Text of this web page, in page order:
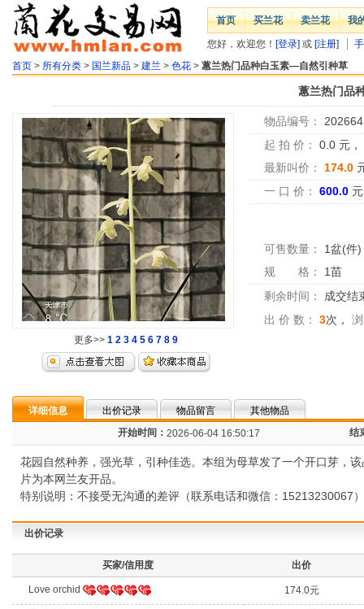
首页 买兰花 卖兰花 我
您好，欢迎您！ [登录] 或 [注册]
首页 > 所有分类 > 国兰新品 > 建兰 > 色花 > 蕙兰热门品种白玉素—自然引种草
蕙兰热门品
更多>> 1 2 3 4 5 6 7 8 9
物品编号：
起 拍 价：
0.0 元，
最新叫价：
174.0
一 口 价：
600.0 元
可售数量： 1盆(件)
规 格：
1苗
剩余时间：
成交结
出 价 数：
3次，
详细信息 出价记录 物品留言
其他物品
开始时间： 2026-06-04 16:50:17 结
花园自然种养，强光草，引种佳选。本组为母草发了一个开口芽，
片为本网兰友开品。
特别说明：不接受无沟通的差评（联系电话和微信：15213230067
出价记录
买家/信用度 出价
Love orchid 174.0元